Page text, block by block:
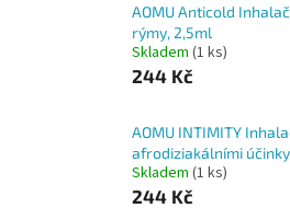
AOMU Anticold
rýmy, 2,5ml
Skladem (1 ks)
244 Kč
AOMU INTIMITY
afrodiziakálními
Skladem (1 ks)
244 Kč